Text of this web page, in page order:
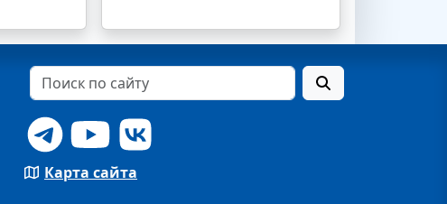
Карта сайта